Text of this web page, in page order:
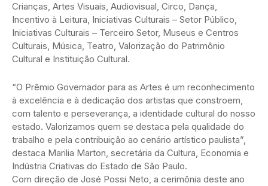
Crianças, Artes Visuais, Audiovisual, Circo, Dança,
Incentivo à Leitura, Iniciativas Culturais – Setor Público,
Iniciativas Culturais – Terceiro Setor, Museus e Centros
Culturais, Música, Teatro, Valorização do Patrimônio
Cultural e Instituição Cultural.
“O Prêmio Governador para as Artes é um reconhecimento
à excelência e à dedicação dos artistas que constroem,
com talento e perseverança, a identidade cultural do nosso
estado. Valorizamos quem se destaca pela qualidade do
trabalho e pela contribuição ao cenário artístico paulista”,
destaca Marilia Marton, secretária da Cultura, Economia e
Indústria Criativas do Estado de São Paulo.
Com direção de José Possi Neto, a cerimônia deste ano